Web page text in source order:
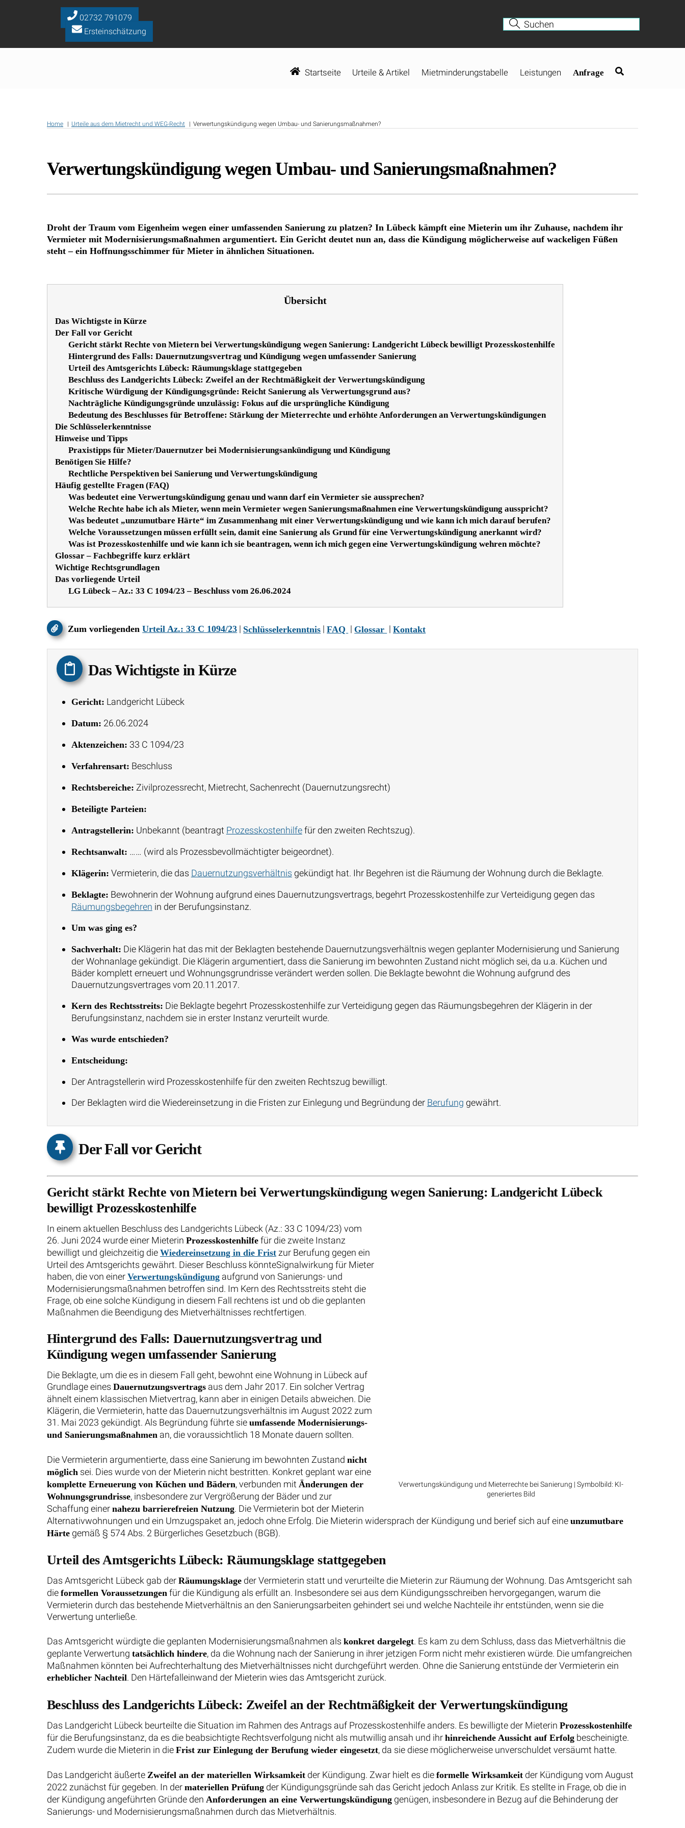
02732 791079
Ersteinschätzung
Startseite Urteile & Artikel Mietminderungstabelle Leistungen Anfrage
Home Urteile aus dem Mietrecht und WEG-Recht Verwertungskündigung wegen Umbau- und Sanierungsmaßnahmen?
Verwertungskündigung wegen Umbau- und Sanierungsmaßnahmen?
Droht der Traum vom Eigenheim wegen einer umfassenden Sanierung zu platzen? In Lübeck kämpft eine Mieterin um ihr Zuhause, nachdem ihr
Vermieter mit Modernisierungsmaßnahmen argumentiert. Ein Gericht deutet nun an, dass die Kündigung möglicherweise auf wackeligen Füßen
steht – ein Hoffnungsschimmer für Mieter in ähnlichen Situationen.
Übersicht
Das Wichtigste in Kürze
Der Fall vor Gericht
Gericht stärkt Rechte von Mietern bei Verwertungskündigung wegen Sanierung: Landgericht Lübeck bewilligt Prozesskostenhilfe
Hintergrund des Falls: Dauernutzungsvertrag und Kündigung wegen umfassender Sanierung
Urteil des Amtsgerichts Lübeck: Räumungsklage stattgegeben
Beschluss des Landgerichts Lübeck: Zweifel an der Rechtmäßigkeit der Verwertungskündigung
Kritische Würdigung der Kündigungsgründe: Reicht Sanierung als Verwertungsgrund aus?
Nachträgliche Kündigungsgründe unzulässig: Fokus auf die ursprüngliche Kündigung
Bedeutung des Beschlusses für Betroffene: Stärkung der Mieterrechte und erhöhte Anforderungen an Verwertungskündigungen
Die Schlüsselerkenntnisse
Hinweise und Tipps
Praxistipps für Mieter/Dauernutzer bei Modernisierungsankündigung und Kündigung
Benötigen Sie Hilfe?
Rechtliche Perspektiven bei Sanierung und Verwertungskündigung
Häufig gestellte Fragen (FAQ)
Was bedeutet eine Verwertungskündigung genau und wann darf ein Vermieter sie aussprechen?
Welche Rechte habe ich als Mieter, wenn mein Vermieter wegen Sanierungsmaßnahmen eine Verwertungskündigung ausspricht?
Was bedeutet „unzumutbare Härte“ im Zusammenhang mit einer Verwertungskündigung und wie kann ich mich darauf berufen?
Welche Voraussetzungen müssen erfüllt sein, damit eine Sanierung als Grund für eine Verwertungskündigung anerkannt wird?
Was ist Prozesskostenhilfe und wie kann ich sie beantragen, wenn ich mich gegen eine Verwertungskündigung wehren möchte?
Glossar – Fachbegriffe kurz erklärt
Wichtige Rechtsgrundlagen
Das vorliegende Urteil
LG Lübeck – Az.: 33 C 1094/23 – Beschluss vom 26.06.2024
Zum vorliegendenUrteil Az.: 33 C 1094/23 | Schlüsselerkenntnis |FAQ | Glossar |Kontakt
Das Wichtigste in Kürze
Gericht: Landgericht Lübeck
Datum: 26.06.2024
Aktenzeichen: 33 C 1094/23
Verfahrensart: Beschluss
Rechtsbereiche: Zivilprozessrecht, Mietrecht, Sachenrecht (Dauernutzungsrecht)
Beteiligte Parteien:
Antragstellerin: Unbekannt (beantragt Prozesskostenhilfefür den zweiten Rechtszug).
Rechtsanwalt: …… (wird als Prozessbevollmächtigter beigeordnet).
Klägerin: Vermieterin, die das Dauernutzungsverhältnis gekündigt hat. Ihr Begehren ist die Räumung der Wohnung durch die Beklagte.
Beklagte: Bewohnerin der Wohnung aufgrund eines Dauernutzungsvertrags, begehrt Prozesskostenhilfe zur Verteidigung gegen das
Räumungsbegehren in der Berufungsinstanz.
Um was ging es?
Sachverhalt: Die Klägerin hat das mit der Beklagten bestehende Dauernutzungsverhältnis wegen geplanter Modernisierung und Sanierung
der Wohnanlage gekündigt. Die Klägerin argumentiert, dass die Sanierung im bewohnten Zustand nicht möglich sei, da u.a. Küchen und
Bäder komplett erneuert und Wohnungsgrundrisse verändert werden sollen. Die Beklagte bewohnt die Wohnung aufgrund des
Dauernutzungsvertrages vom 20.11.2017.
Kern des Rechtsstreits: Die Beklagte begehrt Prozesskostenhilfe zur Verteidigung gegen das Räumungsbegehren der Klägerin in der
Berufungsinstanz, nachdem sie in erster Instanz verurteilt wurde.
Was wurde entschieden?
Entscheidung:
Der Antragstellerin wird Prozesskostenhilfe für den zweiten Rechtszug bewilligt.
Der Beklagten wird die Wiedereinsetzung in die Fristen zur Einlegung und Begründung der Berufung gewährt.
Der Fall vor Gericht
Gericht stärkt Rechte von Mietern bei Verwertungskündigung wegen Sanierung: Landgericht Lübeck
bewilligt Prozesskostenhilfe
Verwertungskündigung und Mieterrechte bei Sanierung | Symbolbild: KI-
generiertes Bild
In einem aktuellen Beschluss des Landgerichts Lübeck (Az.: 33 C 1094/23) vom
26. Juni 2024 wurde einer Mieterin Prozesskostenhilfe für die zweite Instanz
bewilligt und gleichzeitig die Wiedereinsetzung in die Frist zur Berufung gegen ein
Urteil des Amtsgerichts gewährt. Dieser Beschluss könnteSignalwirkung für Mieter
haben, die von einer Verwertungskündigung aufgrund von Sanierungs- und
Modernisierungsmaßnahmen betroffen sind. Im Kern des Rechtsstreits steht die
Frage, ob eine solche Kündigung in diesem Fall rechtens ist und ob die geplanten
Maßnahmen die Beendigung des Mietverhältnisses rechtfertigen.
Hintergrund des Falls: Dauernutzungsvertrag und
Kündigung wegen umfassender Sanierung
Die Beklagte, um die es in diesem Fall geht, bewohnt eine Wohnung in Lübeck auf
Grundlage eines Dauernutzungsvertrags aus dem Jahr 2017. Ein solcher Vertrag
ähnelt einem klassischen Mietvertrag, kann aber in einigen Details abweichen. Die
Klägerin, die Vermieterin, hatte das Dauernutzungsverhältnis im August 2022 zum
31. Mai 2023 gekündigt. Als Begründung führte sie umfassende Modernisierungs-
und Sanierungsmaßnahmen an, die voraussichtlich 18 Monate dauern sollten.
Die Vermieterin argumentierte, dass eine Sanierung im bewohnten Zustand nicht
möglich sei. Dies wurde von der Mieterin nicht bestritten. Konkret geplant war eine
komplette Erneuerung von Küchen und Bädern, verbunden mit Änderungen der
Wohnungsgrundrisse, insbesondere zur Vergrößerung der Bäder und zur
Schaffung einer nahezu barrierefreien Nutzung. Die Vermieterin bot der Mieterin
Alternativwohnungen und ein Umzugspaket an, jedoch ohne Erfolg. Die Mieterin widersprach der Kündigung und berief sich auf eine unzumutbare
Härte gemäß § 574 Abs. 2 Bürgerliches Gesetzbuch (BGB).
Urteil des Amtsgerichts Lübeck: Räumungsklage stattgegeben
Das Amtsgericht Lübeck gab der Räumungsklage der Vermieterin statt und verurteilte die Mieterin zur Räumung der Wohnung. Das Amtsgericht sah
die formellen Voraussetzungen für die Kündigung als erfüllt an. Insbesondere sei aus dem Kündigungsschreiben hervorgegangen, warum die
Vermieterin durch das bestehende Mietverhältnis an den Sanierungsarbeiten gehindert sei und welche Nachteile ihr entstünden, wenn sie die
Verwertung unterließe.
Das Amtsgericht würdigte die geplanten Modernisierungsmaßnahmen als konkret dargelegt. Es kam zu dem Schluss, dass das Mietverhältnis die
geplante Verwertung tatsächlich hindere, da die Wohnung nach der Sanierung in ihrer jetzigen Form nicht mehr existieren würde. Die umfangreichen
Maßnahmen könnten bei Aufrechterhaltung des Mietverhältnisses nicht durchgeführt werden. Ohne die Sanierung entstünde der Vermieterin ein
erheblicher Nachteil. Den Härtefalleinwand der Mieterin wies das Amtsgericht zurück.
Beschluss des Landgerichts Lübeck: Zweifel an der Rechtmäßigkeit der Verwertungskündigung
Das Landgericht Lübeck beurteilte die Situation im Rahmen des Antrags auf Prozesskostenhilfe anders. Es bewilligte der Mieterin Prozesskostenhilfe
für die Berufungsinstanz, da es die beabsichtigte Rechtsverfolgung nicht als mutwillig ansah und ihr hinreichende Aussicht auf Erfolg bescheinigte.
Zudem wurde die Mieterin in die Frist zur Einlegung der Berufung wieder eingesetzt, da sie diese möglicherweise unverschuldet versäumt hatte.
Das Landgericht äußerte Zweifel an der materiellen Wirksamkeit der Kündigung. Zwar hielt es die formelle Wirksamkeit der Kündigung vom August
2022 zunächst für gegeben. In der materiellen Prüfung der Kündigungsgründe sah das Gericht jedoch Anlass zur Kritik. Es stellte in Frage, ob die in
der Kündigung angeführten Gründe den Anforderungen an eine Verwertungskündigung genügen, insbesondere in Bezug auf die Behinderung der
Sanierungs- und Modernisierungsmaßnahmen durch das Mietverhältnis.